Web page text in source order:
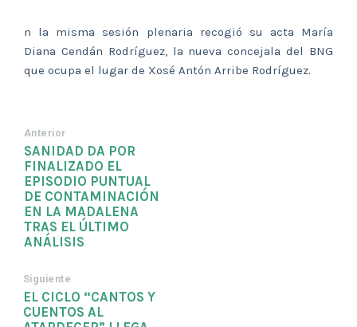
n la misma sesión plenaria recogió su acta María
Diana Cendán Rodríguez, la nueva concejala del BNG
que ocupa el lugar de Xosé Antón Arribe Rodríguez.
Anterior
SANIDAD DA POR
FINALIZADO EL
EPISODIO PUNTUAL
DE CONTAMINACIÓN
EN LA MADALENA
TRAS EL ÚLTIMO
ANÁLISIS
Siguiente
EL CICLO “CANTOS Y
CUENTOS AL